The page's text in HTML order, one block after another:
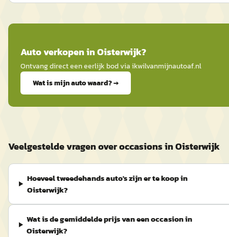
Autoverkopen inOisterwijk?
Ontvang direct een eerlijk bod viaikwilvanmijnautoaf.nl
Wat is mijn auto waard? →
Veelgestelde vragen over occasions in Oisterwijk
Hoeveel tweedehands auto's zijn er te koop in
Oisterwijk?
Wat is de gemiddelde prijs van een occasion in
Oisterwijk?